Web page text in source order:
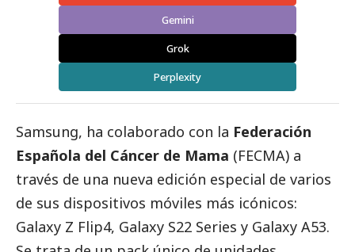
Gemini
Grok
Perplexity
Samsung, ha colaborado con la Federación
Española del Cáncer de Mama (FECMA) a
través de una nueva edición especial de varios
de sus dispositivos móviles más icónicos:
Galaxy Z Flip4, Galaxy S22 Series y Galaxy A53.